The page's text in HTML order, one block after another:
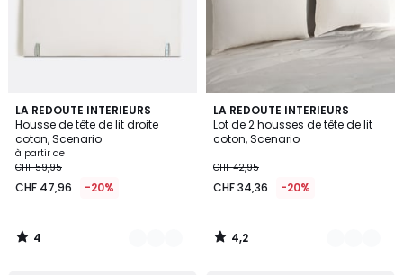
LA REDOUTE INTERIEURS
Housse de tête de lit droite
coton, Scenario
à partir de
CHF 59,95
CHF 47,96 -20%
4
/
5
4
Couleurs
4
/
LA REDOUTE INTERIEURS
Lot de 2 housses de tête de lit
coton, Scenario
CHF 42,95
CHF 34,36 -20%
4,2
/ 5
4
Couleurs
4,2
/